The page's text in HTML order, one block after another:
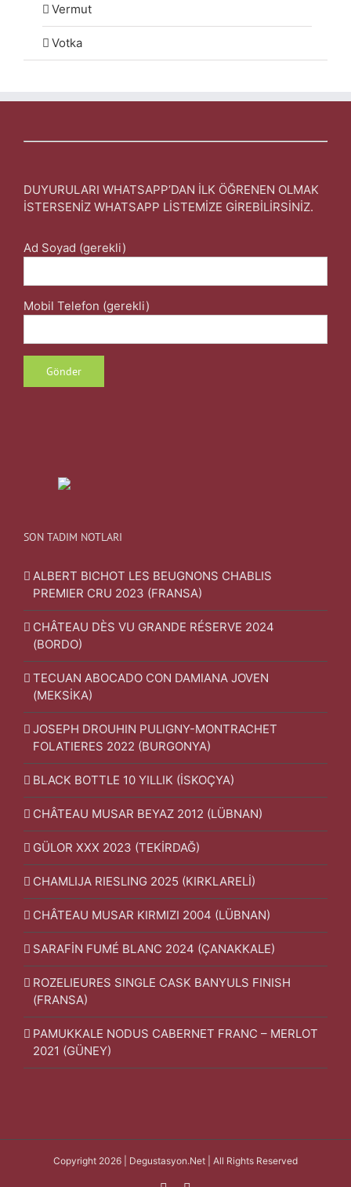
Vermut
Votka
DUYURULARI WHATSAPP’DAN İLK ÖĞRENEN OLMAK
İSTERSENİZ WHATSAPP LİSTEMİZE GİREBİLİRSİNİZ.
Ad Soyad (gerekli)
Mobil Telefon (gerekli)
SON TADIM NOTLARI
ALBERT BICHOT LES BEUGNONS CHABLIS
PREMIER CRU 2023 (FRANSA)
CHÂTEAU DÈS VU GRANDE RÉSERVE 2024
(BORDO)
TECUAN ABOCADO CON DAMIANA JOVEN
(MEKSİKA)
JOSEPH DROUHIN PULIGNY-MONTRACHET
FOLATIERES 2022 (BURGONYA)
BLACK BOTTLE 10 YILLIK (İSKOÇYA)
CHÂTEAU MUSAR BEYAZ 2012 (LÜBNAN)
GÜLOR XXX 2023 (TEKİRDAĞ)
CHAMLIJA RIESLING 2025 (KIRKLARELİ)
CHÂTEAU MUSAR KIRMIZI 2004 (LÜBNAN)
SARAFİN FUMÉ BLANC 2024 (ÇANAKKALE)
ROZELIEURES SINGLE CASK BANYULS FINISH
(FRANSA)
PAMUKKALE NODUS CABERNET FRANC – MERLOT
2021 (GÜNEY)
Copyright 2026 | Degustasyon.Net | All Rights Reserved